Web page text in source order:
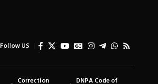
Follow US
Correction DNPA Code of